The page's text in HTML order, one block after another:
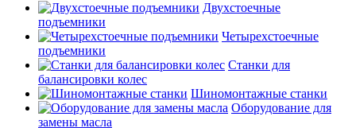
Двухстоечные
подъемники
Четырехстоечные
подъемники
Станки для
балансировки колес
Шиномонтажные станки
Оборудование для
замены масла